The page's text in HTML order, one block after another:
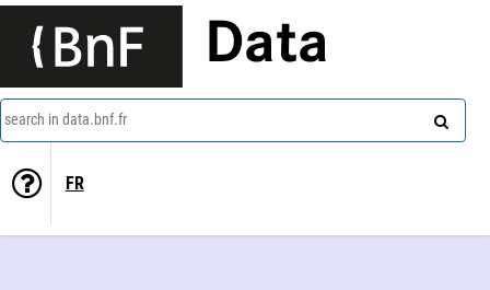
Data
search in data.bnf.fr
FR